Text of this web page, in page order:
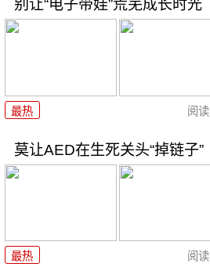
别让“电子带娃”荒芜成长时光
最热 阅读
莫让AED在生死关头“掉链子”
最热 阅读